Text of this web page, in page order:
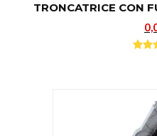
TRONCATRICE CON